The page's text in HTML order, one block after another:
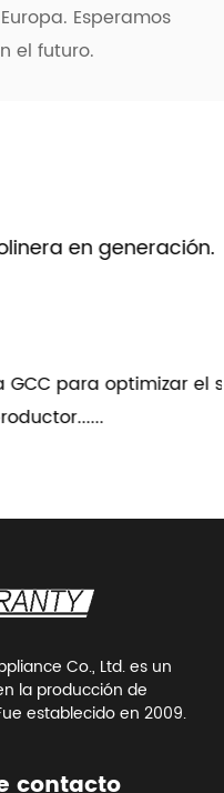
Esperamos
el futuro.
generación.
optimizar el sistema
Co., Ltd. es un
la producción de
establecido en 2009.